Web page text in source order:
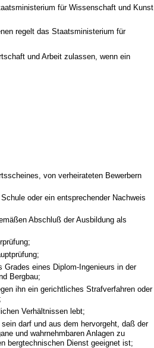
für Wissenschaft und Kunst
regelt das Staatsministerium für
und Arbeit zulassen, wenn ein
von verheirateten Bewerbern
oder ein entsprechender Nachweis
Abschluß der Ausbildung als
Grades eines Diplom-Ingenieurs in der
Bergbau;
ihn ein gerichtliches Strafverfahren oder
Verhältnissen lebt;
darf und aus dem hervorgeht, daß der
und wahrnehmbaren Anlagen zu
bergtechnischen Dienst geeignet ist;